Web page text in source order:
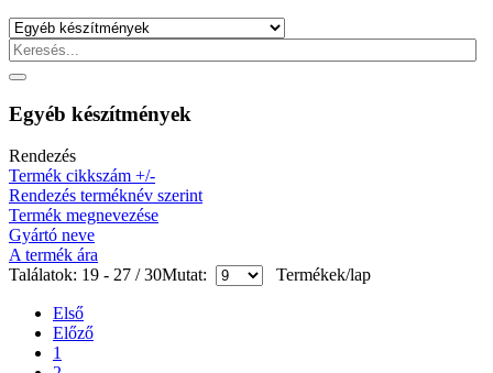
Egyéb készítmények
Rendezés
Termék cikkszám +/-
Rendezés terméknév szerint
Termék megnevezése
Gyártó neve
A termék ára
Találatok: 19 - 27 / 30Mutat: Termékek/lap
Első
Előző
1